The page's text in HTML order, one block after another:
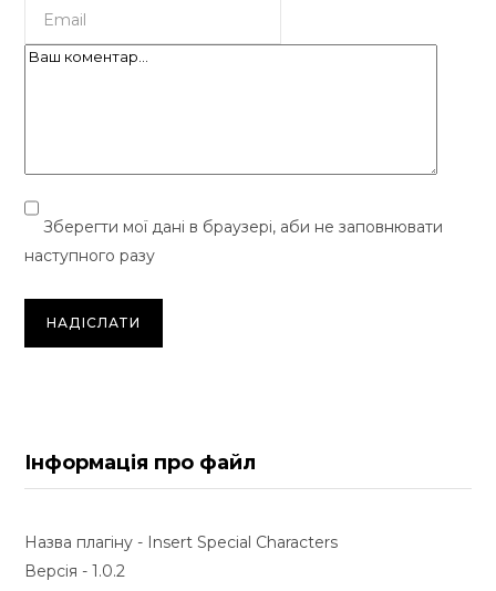
Зберегти мої дані в браузері, аби не заповнювати
наступного разу
Інформація про файл
Назва плагіну - Insert Special Characters
Версія - 1.0.2